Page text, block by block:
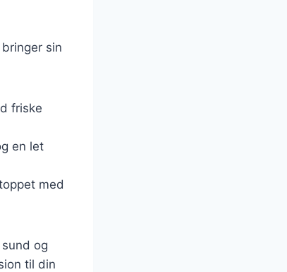
sin
friske
en let
med
og
til din